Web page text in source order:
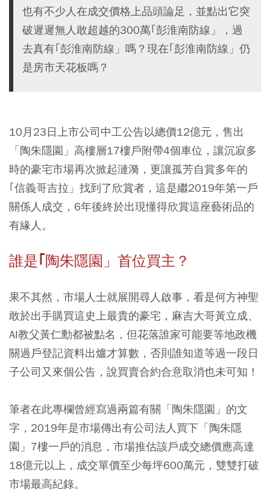
也有不少人在成交價格上品頭論足，並點出它突
破遲遲無人敢超越的300萬｢彭淮南防線」，過
去真有｢彭淮南防線」嗎？現在｢彭淮南防線」仍
是房市天花板嗎？
10月23日上市公司中工公告以總價12億元，售出
「陶朱隱園」高樓層17樓戶附帶4個車位，讓沉寂多
時的豪宅市場再次掀起漣漪，更讓孤芳自賞多年的
｢信義哥吉拉」找到了欣賞者，這是繼2019年第一戶
關係人成交，6年後終於出現懂得欣賞這座藝術品的
有緣人。
誰是｢陶朱隱園」首位買主？
果不其然，市場人士就展開尋人啟事，看是何方神聖
敢於出手購買這史上最貴的豪宅，麻吉大哥黃立成、
AI教父黃仁勳都被點名，但花落誰家可能要等地政機
關過戶登記資料出爐才算數，否則誰知道等過一段日
子公司又來個公告，說買賣合約合意取消也未可知！
筆者在此專欄曾經寫過兩篇有關「陶朱隱園」的文
字，2019年是市場傳出有公司法人買下「陶朱隱
園」7樓一戶的消息，市場推估該戶成交總價應高達
18億元以上，成交單價至少每坪600萬元，雙雙打破
市場最高紀錄。